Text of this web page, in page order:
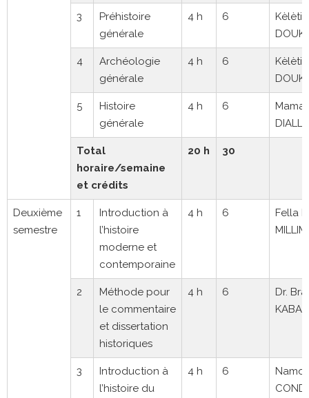
3
Préhistoire
générale
4 h 6
4
Archéologie
générale
4 h 6
5
Histoire
générale
4 h 6
Total
horaire/semaine
et crédits
20 h 30
Deuxième
semestre
1
Introduction à
l’histoire
moderne et
contemporaine
4 h 6
Fella
2
Méthode pour
le commentaire
et dissertation
historiques
4 h 6
Dr.
KABA
3
Introduction à
l’histoire du
4 h 6